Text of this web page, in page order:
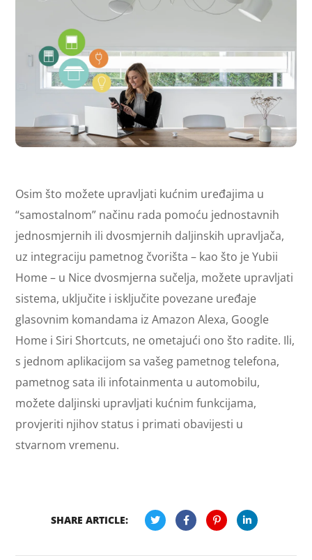
Osim što možete upravljati kućnim uređajima u
“samostalnom” načinu rada pomoću jednostavnih
jednosmjernih ili dvosmjernih daljinskih upravljača,
uz integraciju pametnog čvorišta – kao što je Yubii
Home – u Nice dvosmjerna sučelja, možete upravljati
sistema, uključite i isključite povezane uređaje
glasovnim komandama iz Amazon Alexa, Google
Home i Siri Shortcuts, ne ometajući ono što radite. Ili,
s jednom aplikacijom sa vašeg pametnog telefona,
pametnog sata ili infotainmenta u automobilu,
možete daljinski upravljati kućnim funkcijama,
provjeriti njihov status i primati obavijesti u
stvarnom vremenu.
SHARE ARTICLE: